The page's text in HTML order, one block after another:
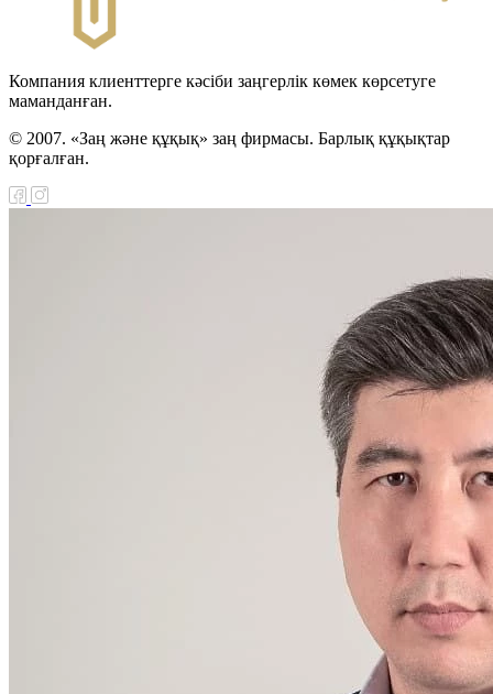
Компания клиенттерге кәсіби заңгерлік көмек көрсетуге
маманданған.
© 2007. «Заң және құқық» заң фирмасы. Барлық құқықтар
қорғалған.